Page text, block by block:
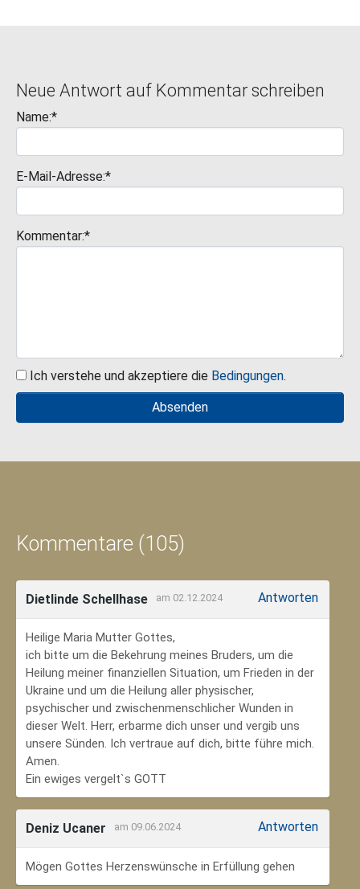
Neue Antwort auf Kommentar schreiben
Name:*
E-Mail-Adresse:*
Kommentar:*
Ich verstehe und akzeptiere die Bedingungen.
Kommentare (105)
Dietlinde Schellhase am 02.12.2024 Antworten
Heilige Maria Mutter Gottes,
ich bitte um die Bekehrung meines Bruders, um die
Heilung meiner finanziellen Situation, um Frieden in der
Ukraine und um die Heilung aller physischer,
psychischer und zwischenmenschlicher Wunden in
dieser Welt. Herr, erbarme dich unser und vergib uns
unsere Sünden. Ich vertraue auf dich, bitte führe mich.
Amen.
Ein ewiges vergelt`s GOTT
Deniz Ucaner am 09.06.2024 Antworten
Mögen Gottes Herzenswünsche in Erfüllung gehen